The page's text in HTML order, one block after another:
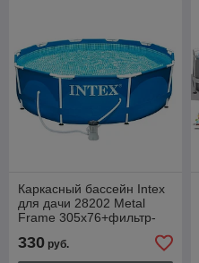
Каркасный бассейн Intex
для дачи 28202 Metal
Frame 305x76+фильтр-
330 руб.